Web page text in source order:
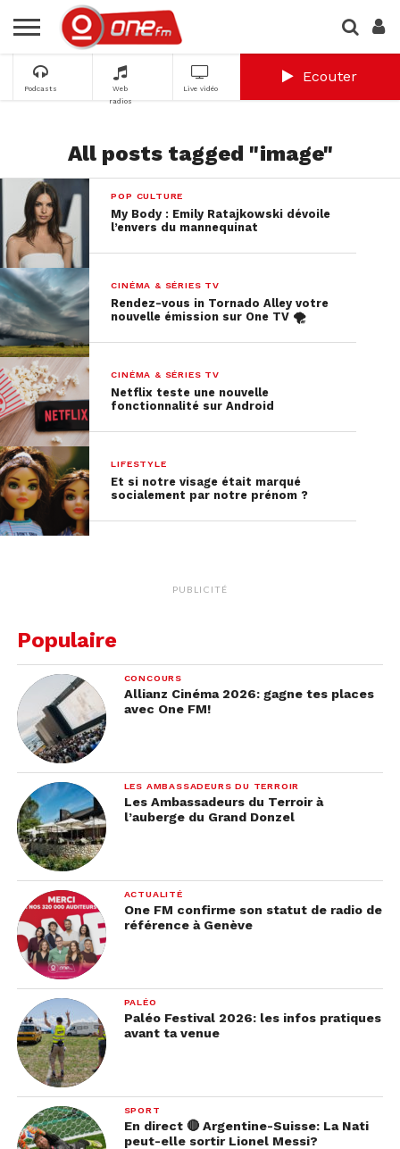
Podcasts
Web
radios
Live vidéo
Ecouter
All posts tagged "image"
POP CULTURE
My Body : Emily Ratajkowski dévoile
l’envers du mannequinat
CINÉMA & SÉRIES TV
Rendez-vous in Tornado Alley votre
nouvelle émission sur One TV 🌪
CINÉMA & SÉRIES TV
Netflix teste une nouvelle
fonctionnalité sur Android
LIFESTYLE
Et si notre visage était marqué
socialement par notre prénom ?
PUBLICITÉ
Populaire
CONCOURS
Allianz Cinéma 2026: gagne tes places
avec One FM!
LES AMBASSADEURS DU TERROIR
Les Ambassadeurs du Terroir à
l’auberge du Grand Donzel
ACTUALITÉ
One FM confirme son statut de radio de
référence à Genève
PALÉO
Paléo Festival 2026: les infos pratiques
avant ta venue
SPORT
En direct 🔴 Argentine-Suisse: La Nati
peut-elle sortir Lionel Messi?